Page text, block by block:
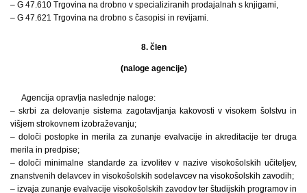
– G 47.610 Trgovina na drobno v specializiranih prodajalnah s knjigami,
– G 47.621 Trgovina na drobno s časopisi in revijami.
8. člen
(naloge agencije)
Agencija opravlja naslednje naloge:
– skrbi za delovanje sistema zagotavljanja kakovosti v visokem šolstvu in
višjem strokovnem izobraževanju;
– določi postopke in merila za zunanje evalvacije in akreditacije ter druga
merila in predpise;
– določi minimalne standarde za izvolitev v nazive visokošolskih učiteljev,
znanstvenih delavcev in visokošolskih sodelavcev na visokošolskih zavodih;
– izvaja zunanje evalvacije visokošolskih zavodov ter študijskih programov in